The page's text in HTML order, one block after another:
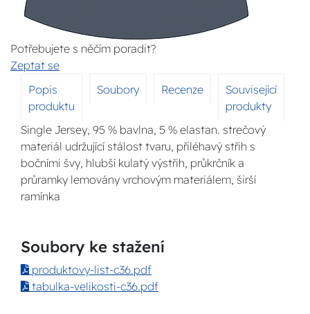
Potřebujete s něčím poradit?
Zeptat se
Popis
produktu
Soubory Recenze
Související
produkty
Single Jersey, 95 % bavlna, 5 % elastan. strečový
materiál udržující stálost tvaru, přiléhavý střih s
bočními švy, hlubší kulatý výstřih, průkrčník a
průramky lemovány vrchovým materiálem, širší
ramínka
Soubory ke stažení
produktovy-list-c36.pdf
tabulka-velikosti-c36.pdf